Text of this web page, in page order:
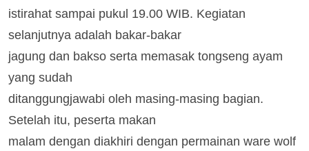
istirahat sampai pukul 19.00 WIB. Kegiatan
selanjutnya adalah bakar-bakar
jagung dan bakso serta memasak tongseng ayam
yang sudah
ditanggungjawabi oleh masing-masing bagian.
Setelah itu, peserta makan
malam dengan diakhiri dengan permainan ware wolf